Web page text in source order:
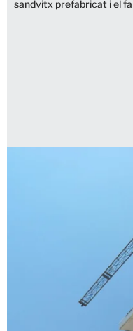
sandvitx prefabricat i el